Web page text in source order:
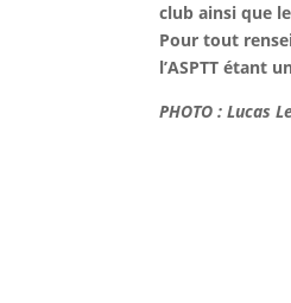
club ainsi que
Pour tout
l’ASPTT étant
PHOTO : Lucas